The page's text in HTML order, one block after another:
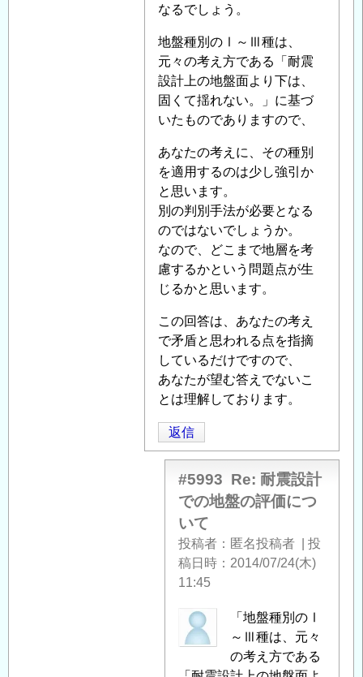
者
よ
る
「Re:
耐
震
設
計
で
の
地
盤
の
評
に
つ
い
て」
へ
返
信
なるでしょう。
地盤種別のⅠ～Ⅲ種は、
元々の考え方である「耐震
設計上の地盤面より下は、
固くて揺れない。」に基づ
いたものでありますので、
あなたの考えに、その種別
を適用するのは少し強引か
と思います。
別の判別手法が必要となる
のではないでしょうか。
なので、どこまで地層を考
慮するかという問題点が生
じるかと思います。
この回答は、あなたの考え
で矛盾と思われる点を指摘
しているだけですので、
あなたが望む答えでないこ
とは理解しております。
返信
#5993 Re: 耐震設計
での地盤の評価につ
いて
投稿者 匿名投稿者
投
稿日時
2014/07/24(木)
11:45
匿
名
「地盤種別のⅠ
～Ⅲ種は、元々
の考え方である